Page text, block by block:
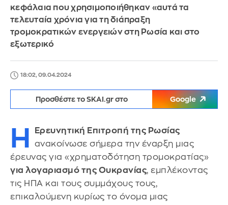
κεφάλαια που χρησιμοποιήθηκαν «αυτά τα
τελευταία χρόνια για τη διάπραξη
τρομοκρατικών ενεργειών στη Ρωσία και στο
εξωτερικό
18:02, 09.04.2024
Προσθέστε το SKAI.gr στο Google
Η
Ερευνητική Επιτροπή της Ρωσίας
ανακοίνωσε σήμερα την έναρξη μιας
έρευνας για «χρηματοδότηση τρομοκρατίας»
για λογαριασμό της Ουκρανίας, εμπλέκοντας
τις ΗΠΑ και τους συμμάχους τους,
επικαλούμενη κυρίως το όνομα μιας